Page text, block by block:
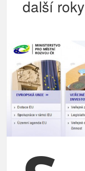
další